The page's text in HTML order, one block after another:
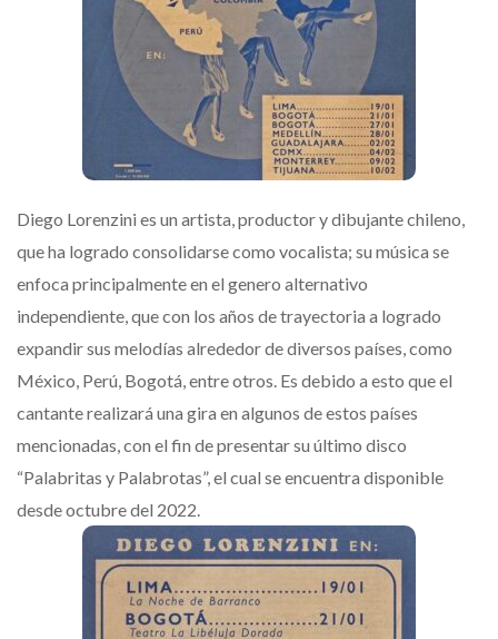
Diego Lorenzini es un artista, productor y dibujante chileno,
que ha logrado consolidarse como vocalista; su música se
enfoca principalmente en el genero alternativo
independiente, que con los años de trayectoria a logrado
expandir sus melodías alrededor de diversos países, como
México, Perú, Bogotá, entre otros. Es debido a esto que el
cantante realizará una gira en algunos de estos países
mencionadas, con el fin de presentar su último disco
“Palabritas y Palabrotas”, el cual se encuentra disponible
desde octubre del 2022.